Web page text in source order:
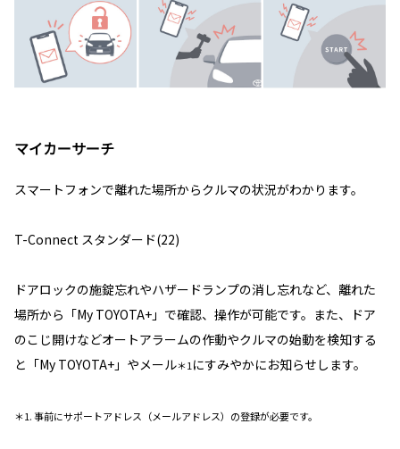
マイカーサーチ
スマートフォンで離れた場所からクルマの状況がわかります。
T-Connect スタンダード(22)
ドアロックの施錠忘れやハザードランプの消し忘れなど、離れた
場所から「My TOYOTA+」で確認、操作が可能です。また、ドア
のこじ開けなどオートアラームの作動やクルマの始動を検知する
と「My TOYOTA+」やメール＊1 にすみやかにお知らせします。
＊1. 事前にサポートアドレス（メールアドレス）の登録が必要です。